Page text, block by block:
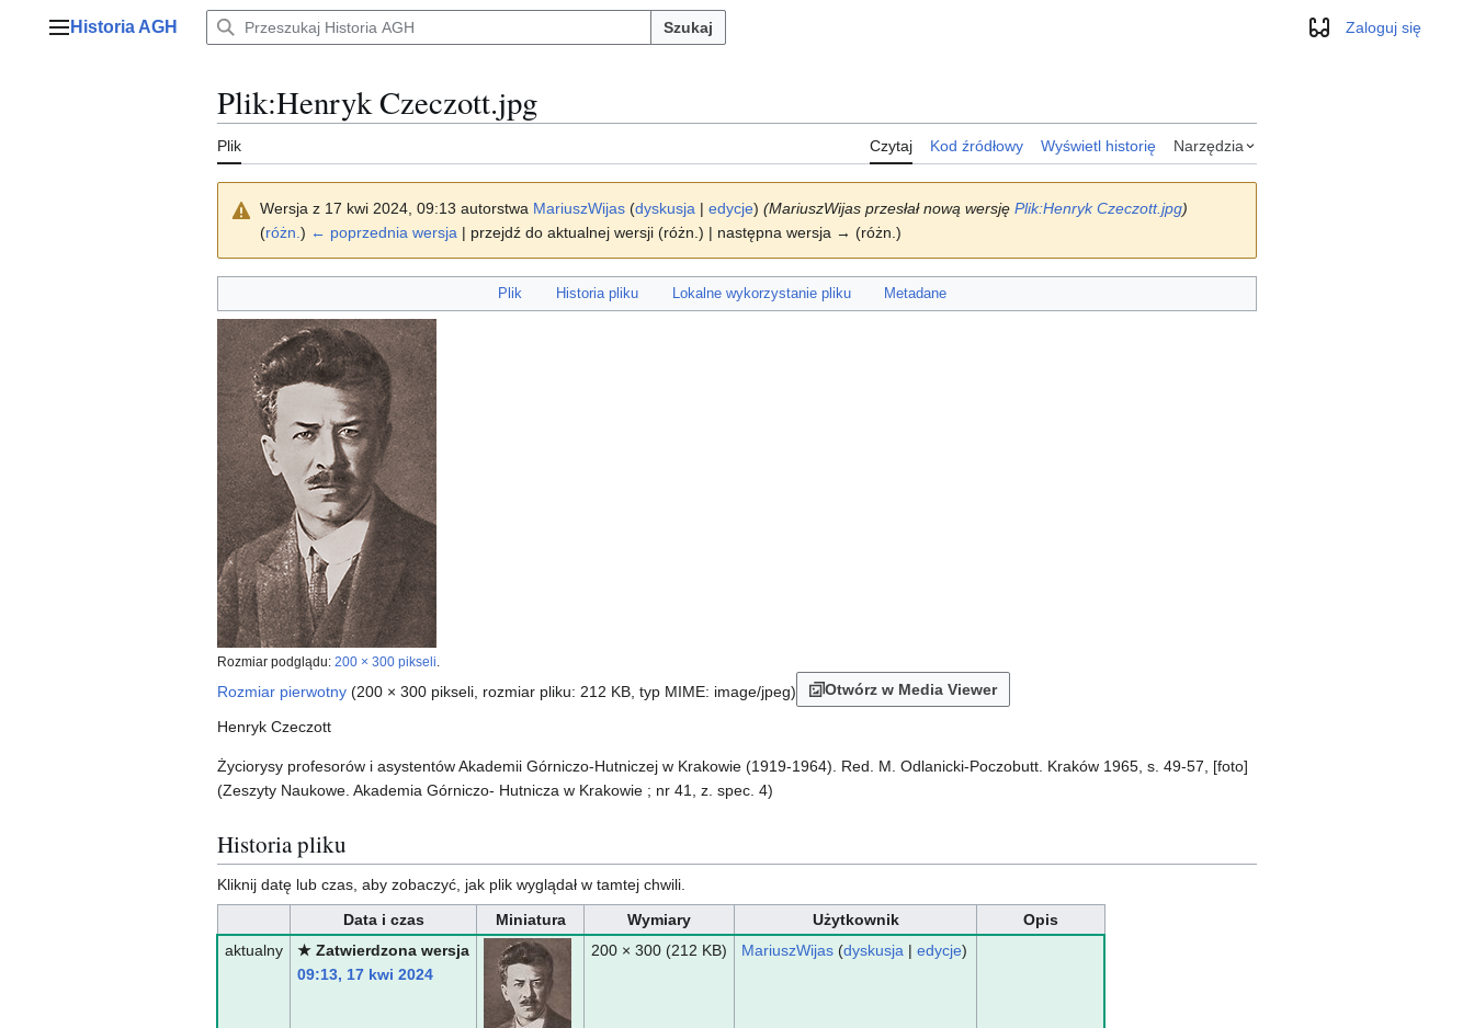
Menu główne
Historia AGH Szukaj WyglądZaloguj się
Plik:Henryk Czeczott.jpg
Plik Czytaj Kod źródłowy Wyświetl historię Narzędzia
Wersja z 17 kwi 2024, 09:13 autorstwa MariuszWijas (dyskusja | edycje) (MariuszWijas przesłał nową wersję Plik:Henryk Czeczott.jpg)
(różn. ) ← poprzednia wersja | przejdź do aktualnej wersji (różn.) | następna wersja → (różn.)
Plik Historia pliku Lokalne wykorzystanie pliku Metadane
Rozmiar podglądu: 200 × 300 pikseli
Rozmiar pierwotny (200 × 300 pikseli, rozmiar pliku: 212 KB, typ MIME: image/jpeg) Otwórz w Media Viewer
Henryk Czeczott
Życiorysy profesorów i asystentów Akademii Górniczo-Hutniczej w Krakowie (1919-1964). Red. M. Odlanicki-Poczobutt. Kraków 1965, s. 49-57, [foto]
(Zeszyty Naukowe. Akademia Górniczo- Hutnicza w Krakowie ; nr 41, z. spec. 4)
Historia pliku
Kliknij datę lub czas, aby zobaczyć, jak plik wyglądał w tamtej chwili.
Data i czas
Miniatura Wymiary Użytkownik
Opis
aktualny
★ Zatwierdzona wersja
09:13, 17 kwi 2024
200 × 300 (212 KB) MariuszWijas (dyskusja | edycje)